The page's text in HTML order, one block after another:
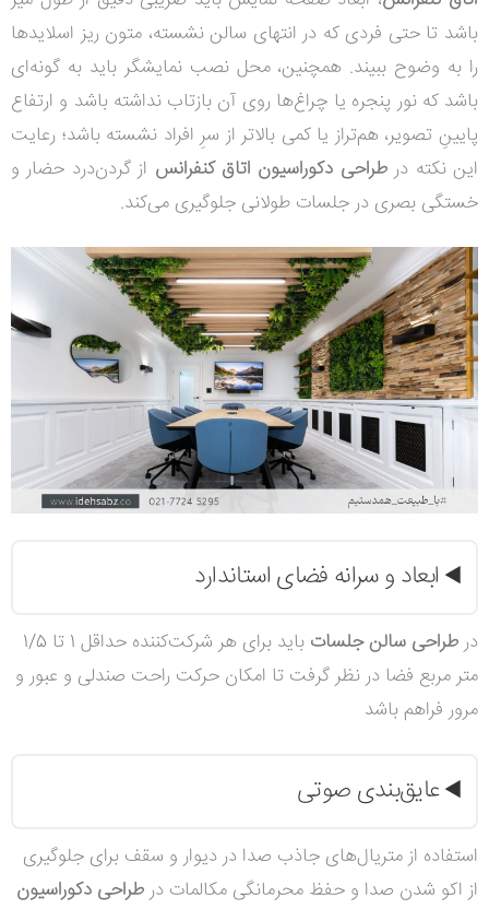
باشد تا حتی فردی که در انتهای سالن نشسته، متون ریز اسلایدها
را به وضوح ببیند. همچنین، محل نصب نمایشگر باید به گونه‌ای
باشد که نور پنجره یا چراغ‌ها روی آن بازتاب نداشته باشد و ارتفاع
پایینِ تصویر، هم‌تراز یا کمی بالاتر از سرِ افراد نشسته باشد؛ رعایت
این نکته درطراحی دکوراسیون اتاق کنفرانس از گردن‌درد حضار و
خستگی بصری در جلسات طولانی جلوگیری می‌کند.
◀️ ابعاد و سرانه فضای استاندارد
درطراحی سالن جلسات
باید برای هر شرکت‌کننده حداقل 1 تا 1/5
متر مربع فضا در نظر گرفت تا امکان حرکت راحت صندلی و عبور و
مرور فراهم باشد
◀️عایق‌بندی صوتی
استفاده از متریال‌های جاذب صدا در دیوار و سقف برای جلوگیری
از اکو شدن صدا و حفظ محرمانگی مکالمات درطراحی دکوراسیون